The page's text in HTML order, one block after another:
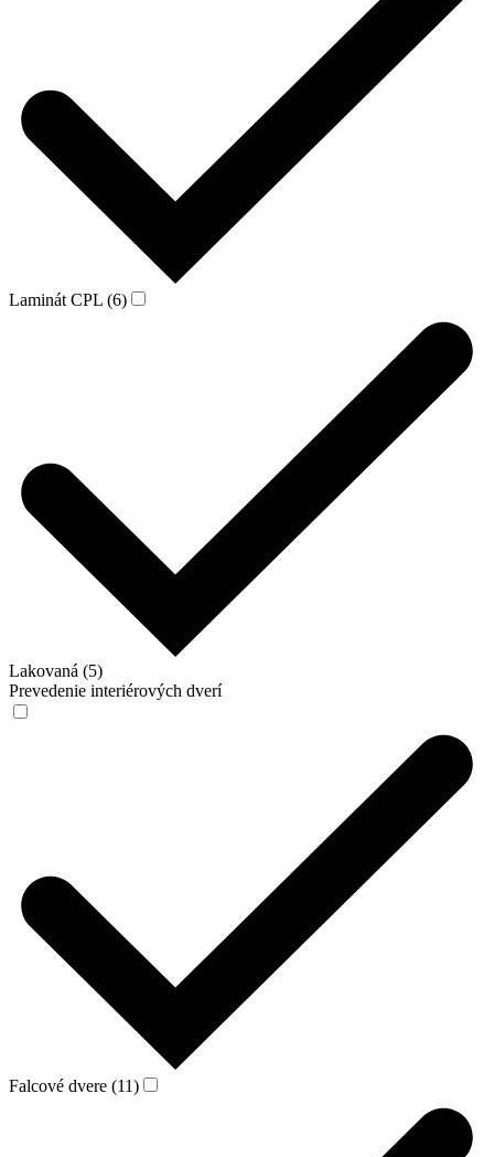
Laminát CPL (6)
Lakovaná (5)
Prevedenie interiérových dverí
Falcové dvere (11)